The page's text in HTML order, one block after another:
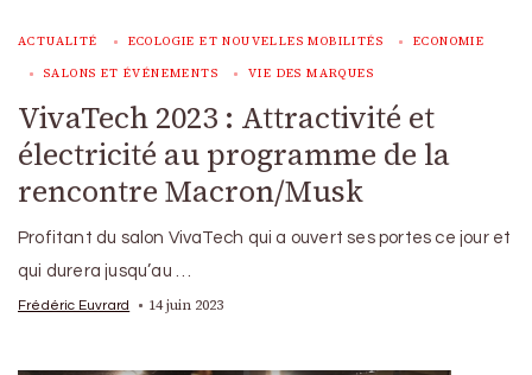
ACTUALITÉ ECOLOGIE ET NOUVELLES MOBILITÉS ECONOMIE
SALONS ET ÉVÉNEMENTS VIE DES MARQUES
VivaTech 2023 : Attractivité et
électricité au programme de la
rencontre Macron/Musk
Profitant du salon VivaTech qui a ouvert ses portes ce jour et
qui durera jusqu’au …
Frédéric Euvrard 14 juin 2023